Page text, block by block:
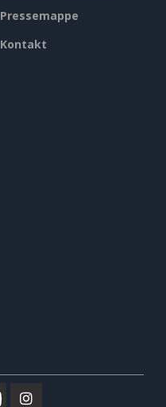
Pressemappe
Kontakt